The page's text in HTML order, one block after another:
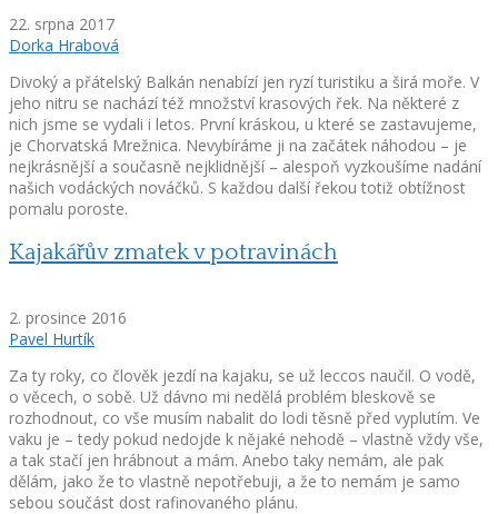
22. srpna 2017
Dorka Hrabová
Divoký a přátelský Balkán nenabízí jen ryzí turistiku a širá moře. V
jeho nitru se nachází též množství krasových řek. Na některé z
nich jsme se vydali i letos. První kráskou, u které se zastavujeme,
je Chorvatská Mrežnica. Nevybíráme ji na začátek náhodou – je
nejkrásnější a současně nejklidnější – alespoň vyzkoušíme nadání
našich vodáckých nováčků. S každou další řekou totiž obtížnost
pomalu poroste.
Kajakářův zmatek v potravinách
2. prosince 2016
Pavel Hurtík
Za ty roky, co člověk jezdí na kajaku, se už leccos naučil. O vodě,
o věcech, o sobě. Už dávno mi nedělá problém bleskově se
rozhodnout, co vše musím nabalit do lodi těsně před vyplutím. Ve
vaku je – tedy pokud nedojde k nějaké nehodě – vlastně vždy vše,
a tak stačí jen hrábnout a mám. Anebo taky nemám, ale pak
dělám, jako že to vlastně nepotřebuji, a že to nemám je samo
sebou součást dost rafinovaného plánu.